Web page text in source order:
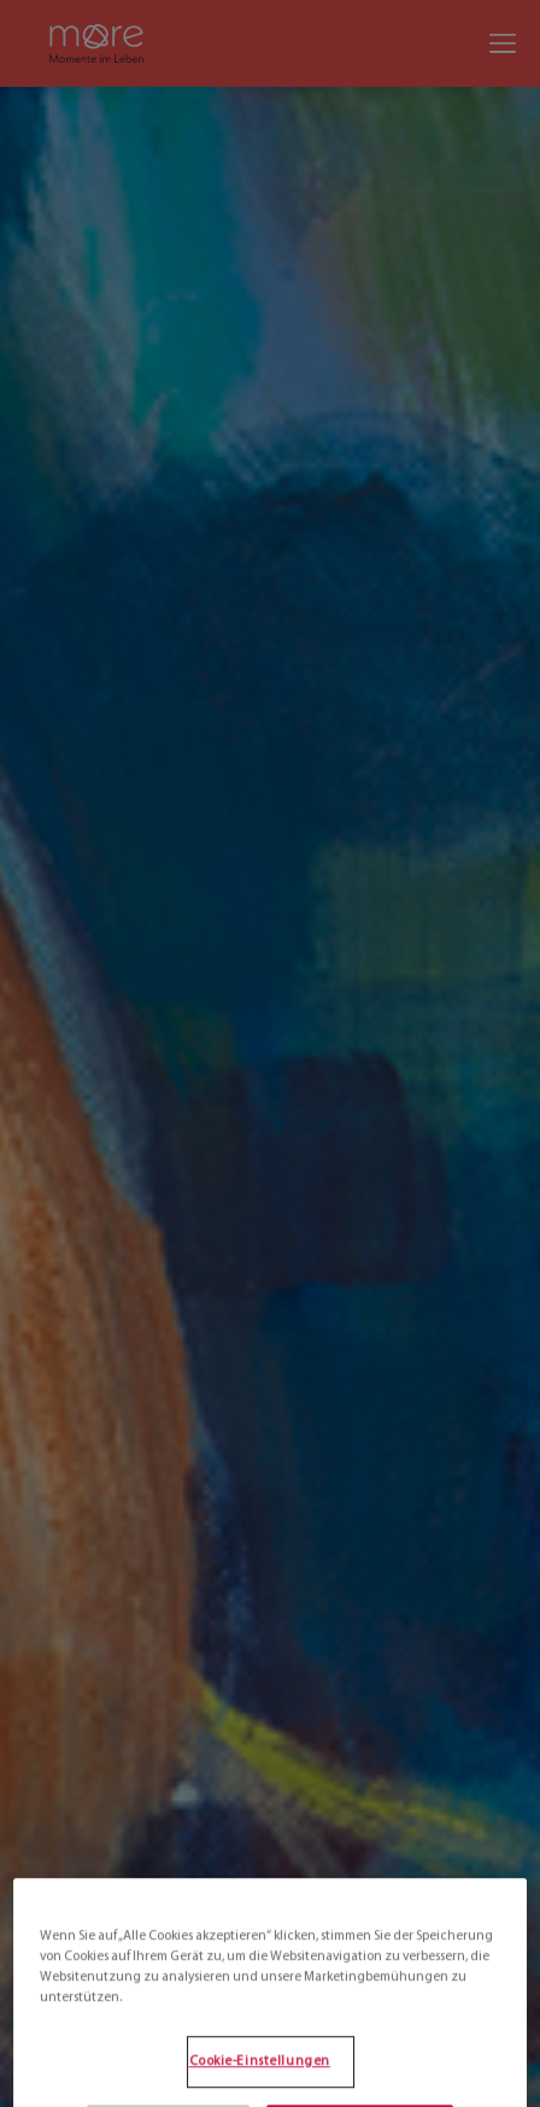
Wenn Sie auf „Alle Cookies akzeptieren“ klicken, stimmen Sie der Speicherung
von Cookies auf Ihrem Gerät zu, um die Websitenavigation zu verbessern, die
Websitenutzung zu analysieren und unsere Marketingbemühungen zu
unterstützen.
Cookie-Einstellungen